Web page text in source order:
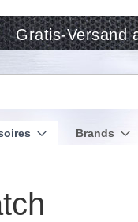
Gratis-Versand
Brands